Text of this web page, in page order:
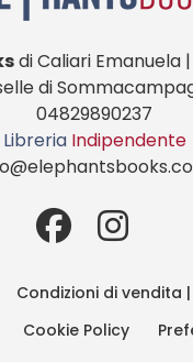
di Caliari Emanuela
di
04829890237
Libreria Indipendente
Condizioni di vendita
Cookie Policy